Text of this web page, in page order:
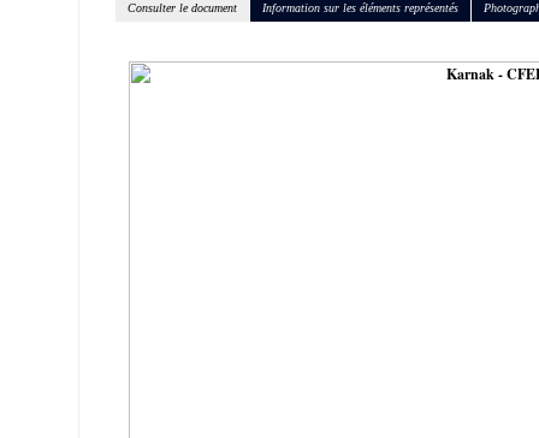
Consulter le document Information sur les éléments représentés